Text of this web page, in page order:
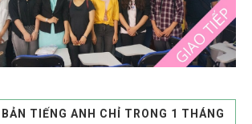
TIẾNG ANH CHỈ TRONG 1 THÁNG